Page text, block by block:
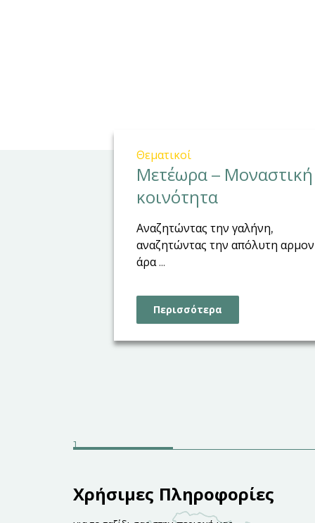
Θεματικοί
Μετέωρα – Μοναστική
κοινότητα
Αναζητώντας την γαλήνη,
αναζητώντας την απόλυτη
άρα ...
Περισσότερα
Χρήσιμες Πληροφορίες